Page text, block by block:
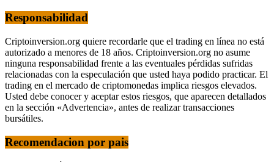
Responsabilidad
Criptoinversion.org quiere recordarle que el trading en línea no está
autorizado a menores de 18 años. Criptoinversion.org no asume
ninguna responsabilidad frente a las eventuales pérdidas sufridas
relacionadas con la especulación que usted haya podido practicar. El
trading en el mercado de criptomonedas implica riesgos elevados.
Usted debe conocer y aceptar estos riesgos, que aparecen detallados
en la sección «Advertencia», antes de realizar transacciones
bursátiles.
Recomendacion por pais